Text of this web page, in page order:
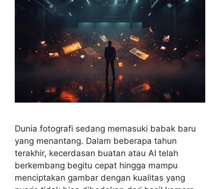
Dunia fotografi sedang memasuki babak baru
yang menantang. Dalam beberapa tahun
terakhir, kecerdasan buatan atau AI telah
berkembang begitu cepat hingga mampu
menciptakan gambar dengan kualitas yang